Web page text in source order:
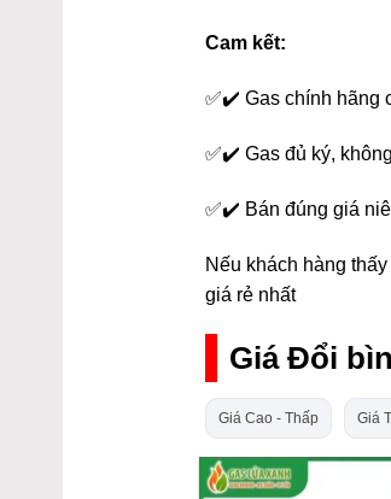
Cam kết:
✅✔️ Gas chính hãng
✅✔️ Gas đủ ký,
✅✔️ Bán đúng giá
Nếu khách hàng
giá rẻ nhất
Giá Đổi
Giá Cao - Thấp Giá